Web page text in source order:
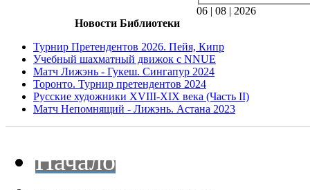
06 | 08 | 2026
Новости Библиотеки
Турнир Претендентов 2026. Пейя, Кипр
Учебный шахматный движок с NNUE
Матч Лижэнь - Гукеш. Сингапур 2024
Торонто. Турнир претендентов 2024
Русские художники XVIII-XIX века (Часть II)
Матч Непомнящий - Лижэнь. Астана 2023
Начало